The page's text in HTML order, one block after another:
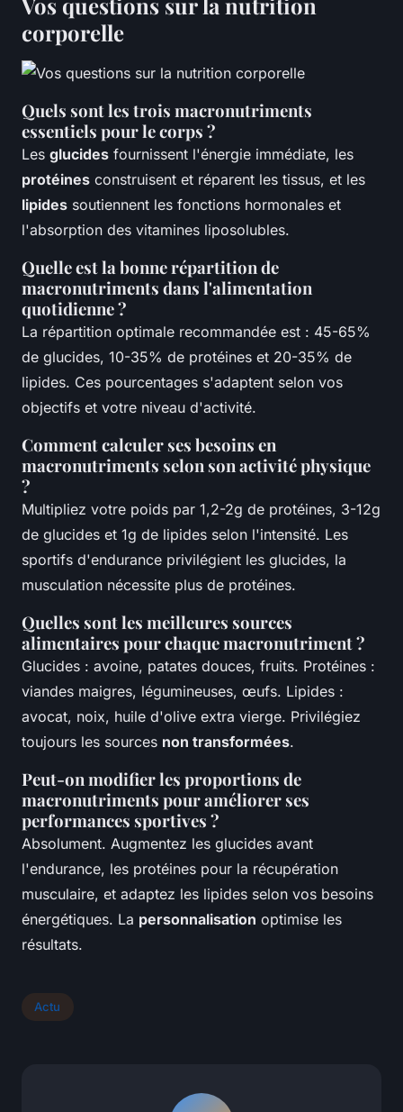
corporelle
Quels sont les trois macronutriments
essentiels pour le corps ?
Les glucides fournissent l'énergie immédiate, les
protéines construisent et réparent les tissus, et les
lipides soutiennent les fonctions hormonales et
l'absorption des vitamines liposolubles.
Quelle est la bonne répartition de
macronutriments dans l'alimentation
quotidienne ?
La répartition optimale recommandée est : 45-65%
de glucides, 10-35% de protéines et 20-35% de
lipides. Ces pourcentages s'adaptent selon vos
objectifs et votre niveau d'activité.
Comment calculer ses besoins en
macronutriments selon son activité physique
?
Multipliez votre poids par 1,2-2g de protéines, 3-12g
de glucides et 1g de lipides selon l'intensité. Les
sportifs d'endurance privilégient les glucides, la
musculation nécessite plus de protéines.
Quelles sont les meilleures sources
alimentaires pour chaque macronutriment ?
Glucides : avoine, patates douces, fruits. Protéines :
viandes maigres, légumineuses, œufs. Lipides :
avocat, noix, huile d'olive extra vierge. Privilégiez
toujours les sources non transformées.
Peut-on modifier les proportions de
macronutriments pour améliorer ses
performances sportives ?
Absolument. Augmentez les glucides avant
l'endurance, les protéines pour la récupération
musculaire, et adaptez les lipides selon vos besoins
énergétiques. La personnalisation optimise les
résultats.
Actu